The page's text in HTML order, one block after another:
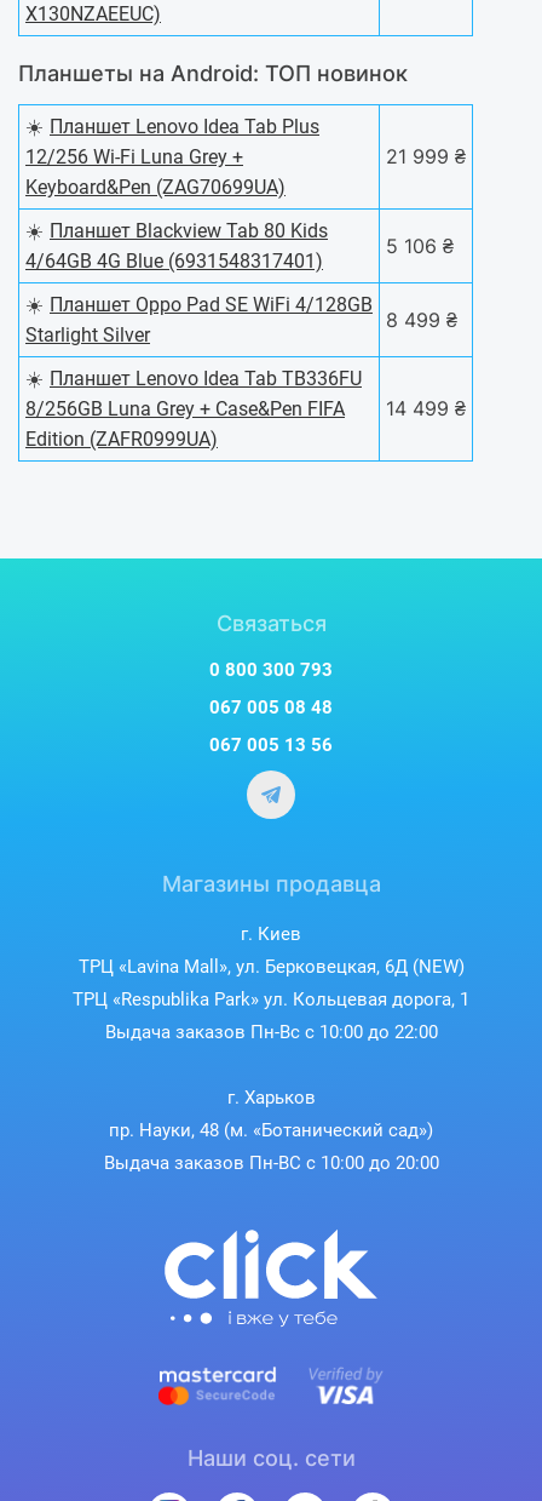
X130NZAEEUC)
Планшеты на Android: ТОП новинок
☀️ Планшет Lenovo Idea Tab Plus
12/256 Wi-Fi Luna Grey +
Keyboard&Pen (ZAG70699UA)
21 999 ₴
☀️ Планшет Blackview Tab 80 Kids
4/64GB 4G Blue (6931548317401)
5 106 ₴
☀️ Планшет Oppo Pad SE WiFi 4/128GB
Starlight Silver
8 499 ₴
☀️ Планшет Lenovo Idea Tab TB336FU
8/256GB Luna Grey + Case&Pen FIFA
Edition (ZAFR0999UA)
14 499 ₴
Связаться
0 800 300 793
067 005 08 48
067 005 13 56
Магазины продавца
г. Киев
ТРЦ «Lavina Mall», ул. Берковецкая, 6Д (NEW)
ТРЦ «Respublika Park» ул. Кольцевая дорога, 1
Выдача заказов Пн-Вс с 10:00 до 22:00
г. Харьков
пр. Науки, 48 (м. «Ботанический сад»)
Выдача заказов Пн-ВС с 10:00 до 20:00
Наши соц. сети